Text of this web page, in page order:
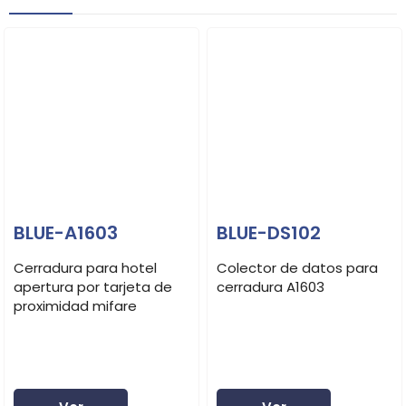
BLUE-A1603
Cerradura para hotel
apertura por tarjeta de
proximidad mifare
BLUE-DS102
Colector de datos para
cerradura A1603